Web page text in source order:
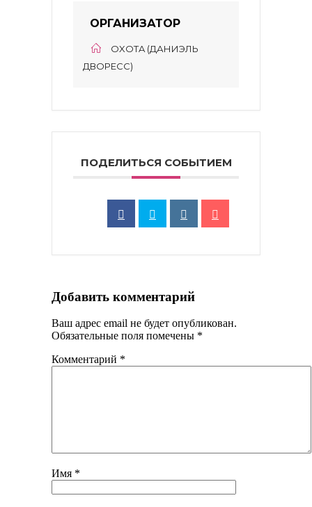
ОРГАНИЗАТОР
OXOTA (ДАНИЭЛЬ
ДВОРЕСС)
ПОДЕЛИТЬСЯ СОБЫТИЕМ
Добавить комментарий
Ваш адрес email не будет опубликован.
Обязательные поля помечены *
Комментарий *
Имя *